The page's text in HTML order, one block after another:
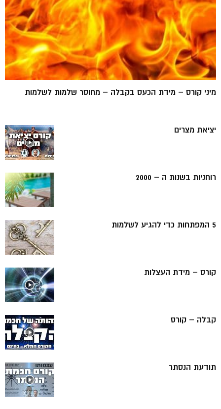
מיני קורס – מידת הכעס בקבלה – מחוסר שלמות לשלמות
יציאת מצרים
רוחניות בשנות ה – 2000
5 המפתחות כדי להגיע לשלמות
קורס – מידת העצלות
קבלה – קורס
תודעת הנסתר